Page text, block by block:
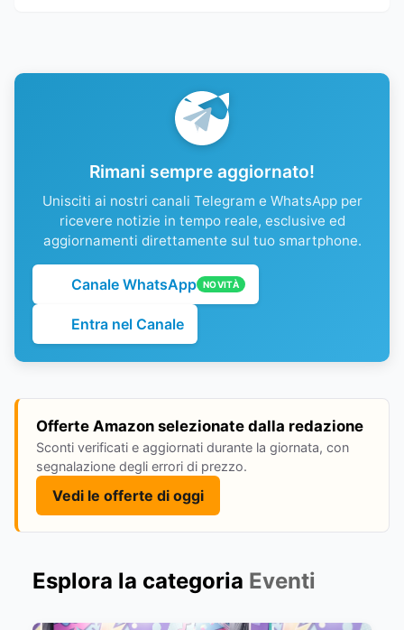
Rimani sempre aggiornato!
Unisciti ai nostri canali Telegram e WhatsApp per
ricevere notizie in tempo reale, esclusive ed
aggiornamenti direttamente sul tuo smartphone.
Canale WhatsApp NOVITÀ
Entra nel Canale
Offerte Amazon selezionate dalla redazione
Sconti verificati e aggiornati durante la giornata, con
segnalazione degli errori di prezzo.
Vedi le offerte di oggi
Esplora la categoria Eventi